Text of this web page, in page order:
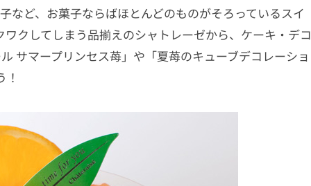
など、お菓子ならばほとんどのものがそろっているスイ
クしてしまう品揃えのシャトレーゼから、ケーキ・デコ
サマープリンセス苺」や「夏苺のキューブデコレーショ